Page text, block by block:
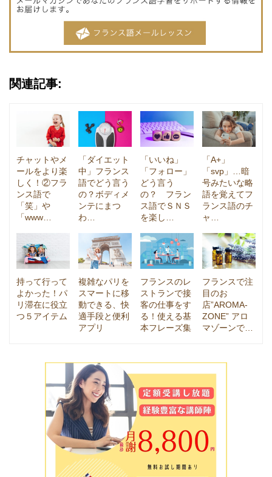
関連記事:
チャットやメ
ールをより楽
しく！②フラ
ンス語で
「笑」や
「www…
「ダイエット
中」フランス
語でどう言う
の？ボディメ
ンテにまつ
わ…
「いいね」
「フォロー」
どう言う
の？ フラン
ス語でＳＮＳ
を楽し…
「A+」
「svp」…暗
号みたいな略
語を覚えてフ
ランス語のチ
ャ…
持って行って
よかった！パ
リ滞在に役立
つ５アイテム
複雑なパリを
スマートに移
動できる、快
適手段と便利
アプリ
フランスのレ
ストランで接
客の仕事をす
る！使える基
本フレーズ集
フランスで注
目のお
店”AROMA-
ZONE” アロ
マゾーンで…